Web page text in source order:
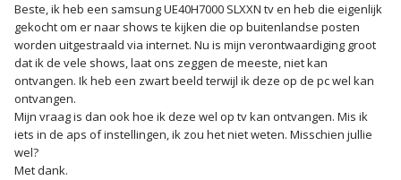
Beste, ik heb een samsung UE40H7000 SLXXN tv en heb die eigenlijk
gekocht om er naar shows te kijken die op buitenlandse posten
worden uitgestraald via internet. Nu is mijn verontwaardiging groot
dat ik de vele shows, laat ons zeggen de meeste, niet kan
ontvangen. Ik heb een zwart beeld terwijl ik deze op de pc wel kan
ontvangen.
Mijn vraag is dan ook hoe ik deze wel op tv kan ontvangen. Mis ik
iets in de aps of instellingen, ik zou het niet weten. Misschien jullie
wel?
Met dank.